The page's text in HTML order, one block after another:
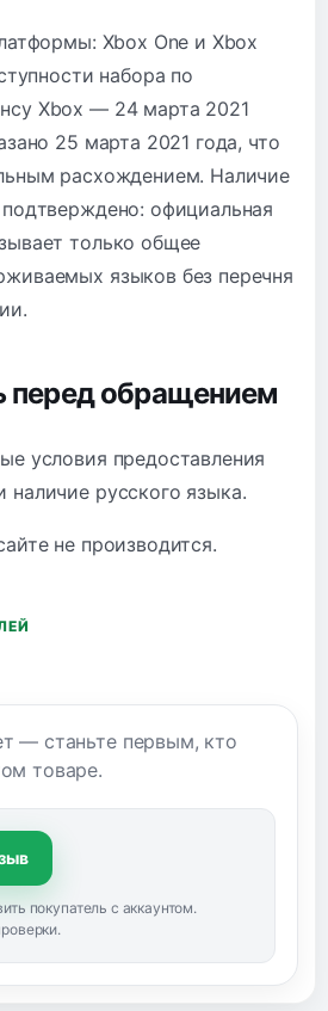
Xbox One и Xbox
набора по
Xbox — 24 марта 2021
25 марта 2021 года, что
расхождением. Наличие
официальная
только общее
языков без перечня
перед обращением
условия предоставления
русского языка.
не производится.
— станьте первым, кто
товаре.
покупатель с аккаунтом.